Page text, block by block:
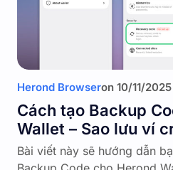
Herond Browseron 10/11/2025
Cách tạo Backup
Wallet – Sao lưu ví
Bài viết này sẽ hướng dẫn